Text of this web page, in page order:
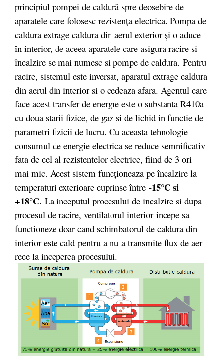
principiul pompei de caldură spre deosebire de
aparatele care folosesc rezistenţa electrica. Pompa de
caldura extrage caldura din aerul exterior şi o aduce
în interior, de aceea aparatele care asigura racire si
încalzire se mai numesc si pompe de caldura. Pentru
racire, sistemul este inversat, aparatul extrage caldura
din aerul din interior si o cedeaza afara. Agentul care
face acest transfer de energie este o substanta R410a
cu doua starii fizice, de gaz si de lichid in functie de
parametri fizicii de lucru. Cu aceasta tehnologie
consumul de energie electrica se reduce semnificativ
fata de cel al rezistentelor electrice, fiind de 3 ori
mai mic. Acest sistem funcționeaza pe încalzire la
temperaturi exterioare cuprinse între -15°C si
+18°C. La inceputul procesului de incalzire si dupa
procesul de racire, ventilatorul interior incepe sa
functioneze doar cand schimbatorul de caldura din
interior este cald pentru a nu a transmite flux de aer
rece la inceperea procesului.